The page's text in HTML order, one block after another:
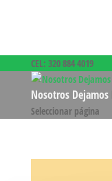
CEL: 320 884 4019
Nosotros Dejamos
Seleccionar página